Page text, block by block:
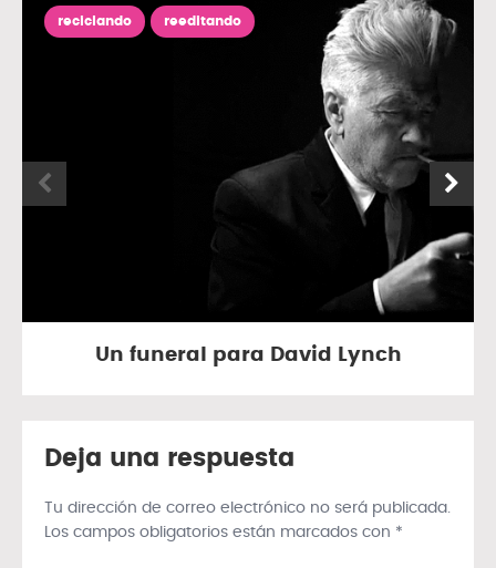
reciclando reeditando
Un funeral para David Lynch
Deja una respuesta
Tu dirección de correo electrónico no será publicada.
Los campos obligatorios están marcados con *